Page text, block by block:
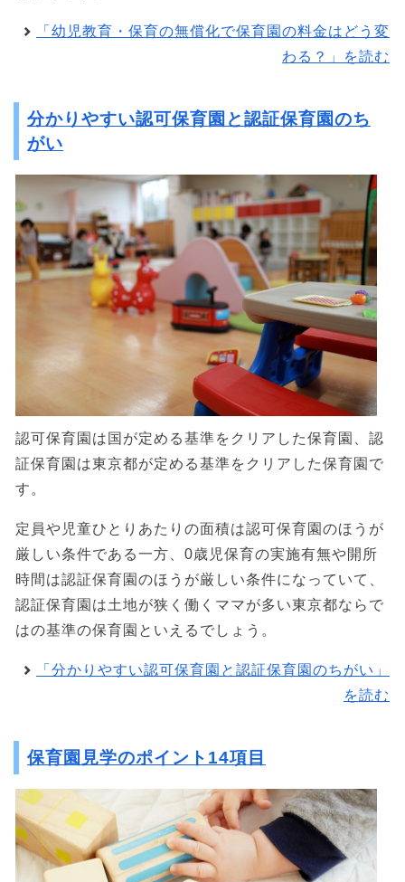
「幼児教育・保育の無償化で保育園の料金はどう変
わる？」を読む
分かりやすい認可保育園と認証保育園のち
がい
認可保育園は国が定める基準をクリアした保育園、認
証保育園は東京都が定める基準をクリアした保育園で
す。
定員や児童ひとりあたりの面積は認可保育園のほうが
厳しい条件である一方、0歳児保育の実施有無や開所
時間は認証保育園のほうが厳しい条件になっていて、
認証保育園は土地が狭く働くママが多い東京都ならで
はの基準の保育園といえるでしょう。
「分かりやすい認可保育園と認証保育園のちがい」
を読む
保育園見学のポイント14項目